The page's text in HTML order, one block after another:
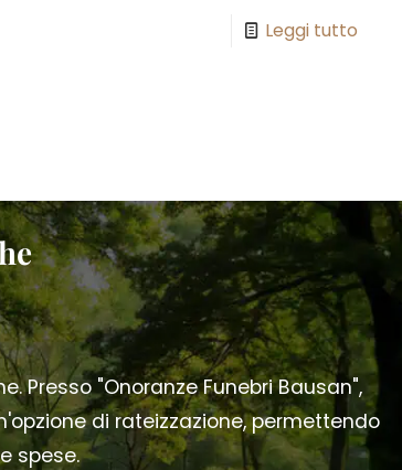
Leggi tutto
Presso "Onoranze Funebri Bausan",
di rateizzazione, permettendo
spese.